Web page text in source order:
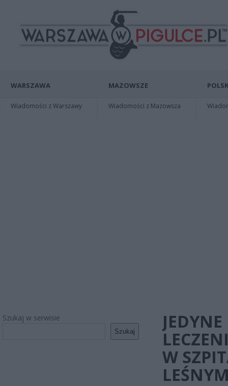
WARSZAWA
Wiadomości z Warszawy
MAZOWSZE
Wiadomości z Mazowsza
Szukaj w serwisie
Szukaj
W